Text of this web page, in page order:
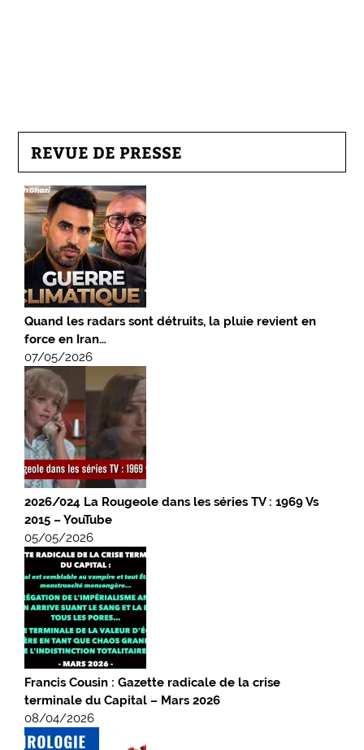
REVUE DE PRESSE
Quand les radars sont détruits, la pluie revient en
force en Iran…
07/05/2026
2026/024 La Rougeole dans les séries TV : 1969 Vs
2015 – YouTube
05/05/2026
Francis Cousin : Gazette radicale de la crise
terminale du Capital – Mars 2026
08/04/2026